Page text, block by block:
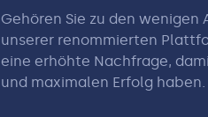
Gehören Sie zu den
unserer renommierten
eine erhöhte Nachfrage,
und maximalen Erfolg haben.